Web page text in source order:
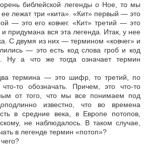
библейской легенды о Ное, то мы
лежат три «кита». «Кит» первый — это
— это его ковчег. «Кит» третий — это
и придумана вся эта легенда. Итак, у нее
С двумя из них — термином «ковчег» и
— это есть код слова гроб и код
Ну а что же тогда означает термин
термина — это шифр, то третий, по
то обозначать. Причем, это что-то
от того, что мы все понимаем под
известно, что во времена
в средние века, в Европе потопов,
не наблюдалось. В таком случае,
в легенде термин «потоп»?